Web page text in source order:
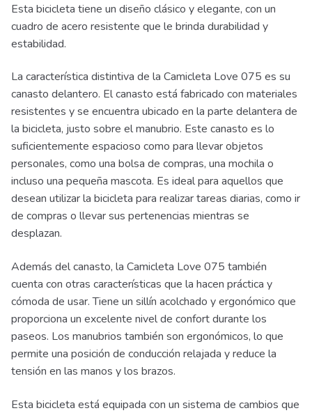
Esta bicicleta tiene un diseño clásico y elegante, con un
cuadro de acero resistente que le brinda durabilidad y
estabilidad.
La característica distintiva de la Camicleta Love 075 es su
canasto delantero. El canasto está fabricado con materiales
resistentes y se encuentra ubicado en la parte delantera de
la bicicleta, justo sobre el manubrio. Este canasto es lo
suficientemente espacioso como para llevar objetos
personales, como una bolsa de compras, una mochila o
incluso una pequeña mascota. Es ideal para aquellos que
desean utilizar la bicicleta para realizar tareas diarias, como ir
de compras o llevar sus pertenencias mientras se
desplazan.
Además del canasto, la Camicleta Love 075 también
cuenta con otras características que la hacen práctica y
cómoda de usar. Tiene un sillín acolchado y ergonómico que
proporciona un excelente nivel de confort durante los
paseos. Los manubrios también son ergonómicos, lo que
permite una posición de conducción relajada y reduce la
tensión en las manos y los brazos.
Esta bicicleta está equipada con un sistema de cambios que